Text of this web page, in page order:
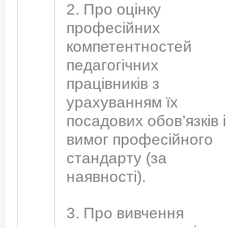
2. Про оцінку
професійних
компетентностей
педагогічних
працівників з
урахуванням їх
посадових обов’язків і
вимог професійного
стандарту (за
наявності).
3. Про вивчення